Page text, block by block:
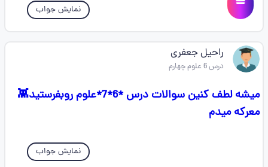
نمایش جواب
راحیل جعفری
درس 6 علوم چهارم
میشه لطف کنین سوالات درس *6*7*علوم روبفرستید👾
معرکه میدم
نمایش جواب